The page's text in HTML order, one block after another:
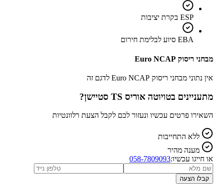
ESP בקרת יציבות
EBA סיוע לבלימת חירום
מבחני ריסוק Euro NCAP
אין נתוני מבחני ריסוק Euro NCAP לדגם זה
מתעניינים בטויוטה אוריס TS סטיישן ?
השאירו פרטים עכשיו ונעזור לכם לקבל הצעת רלוונטיות
ללא התחייבות
מענה מהיר
או חייגו עכשיו:058-7809093
קבלו הצעה